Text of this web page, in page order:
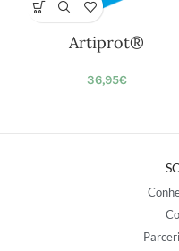
Artiprot®
36,95€